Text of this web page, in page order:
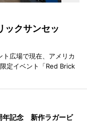
ックサンセッ
広場で現在、アメリカ
定イベント「Red Brick
年記念 新作ラガービ